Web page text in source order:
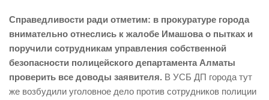
Справедливости ради отметим: в прокуратуре города
внимательно отнеслись к жалобе Имашова о пытках и
поручили сотрудникам управления собственной
безопасности полицейского департамента Алматы
проверить все доводы заявителя. В УСБ ДП города тут
же возбудили уголовное дело против сотрудников полиции